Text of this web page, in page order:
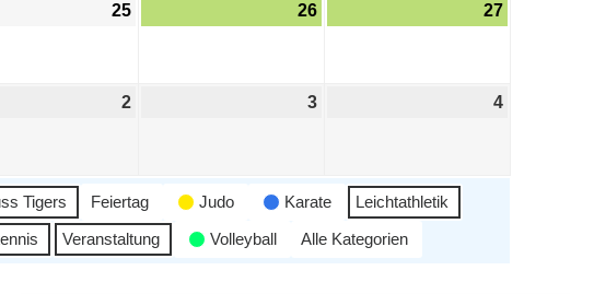
25 26 27
2 3 4
Tigers Feiertag Judo Karate
Leichtathletik
Veranstaltung Volleyball Alle Kategorien